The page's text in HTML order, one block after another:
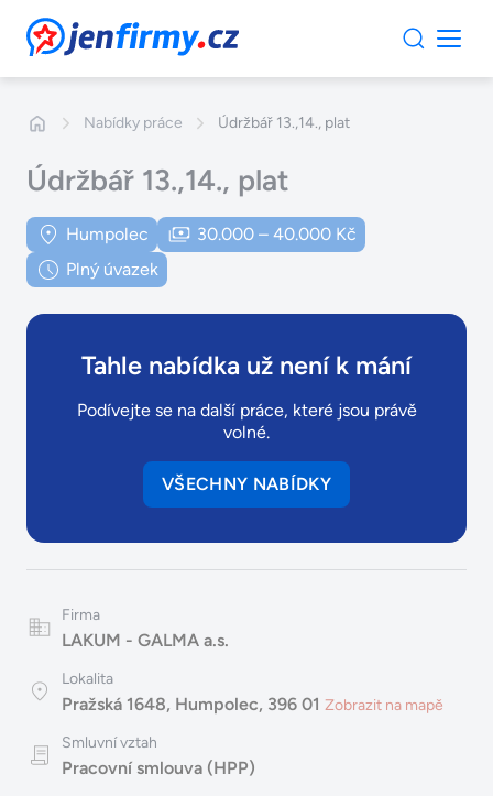
JenFirmy.cz
Nabídky práce Údržbář 13.,14., plat
Údržbář 13.,14., plat
Humpolec
30.000 – 40.000 Kč
Plný úvazek
Tahle nabídka už není k mání
Podívejte se na další práce, které jsou právě
volné.
VŠECHNY NABÍDKY
Firma
LAKUM - GALMA a.s.
Lokalita
Pražská 1648, Humpolec, 396 01 Zobrazit na mapě
Smluvní vztah
Pracovní smlouva (HPP)